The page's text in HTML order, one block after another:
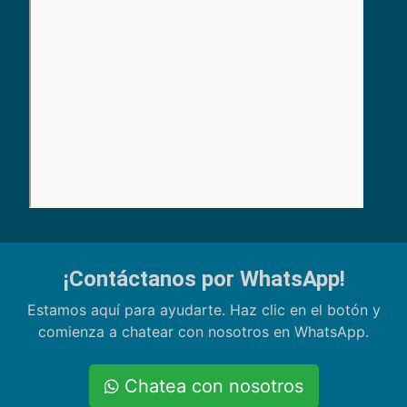
¡Contáctanos por WhatsApp!
Estamos aquí para ayudarte. Haz clic en el botón y
comienza a chatear con nosotros en WhatsApp.
Chatea con nosotros